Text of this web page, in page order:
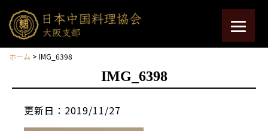
ホーム > IMG_6398
IMG_6398
更新日：2019/11/27